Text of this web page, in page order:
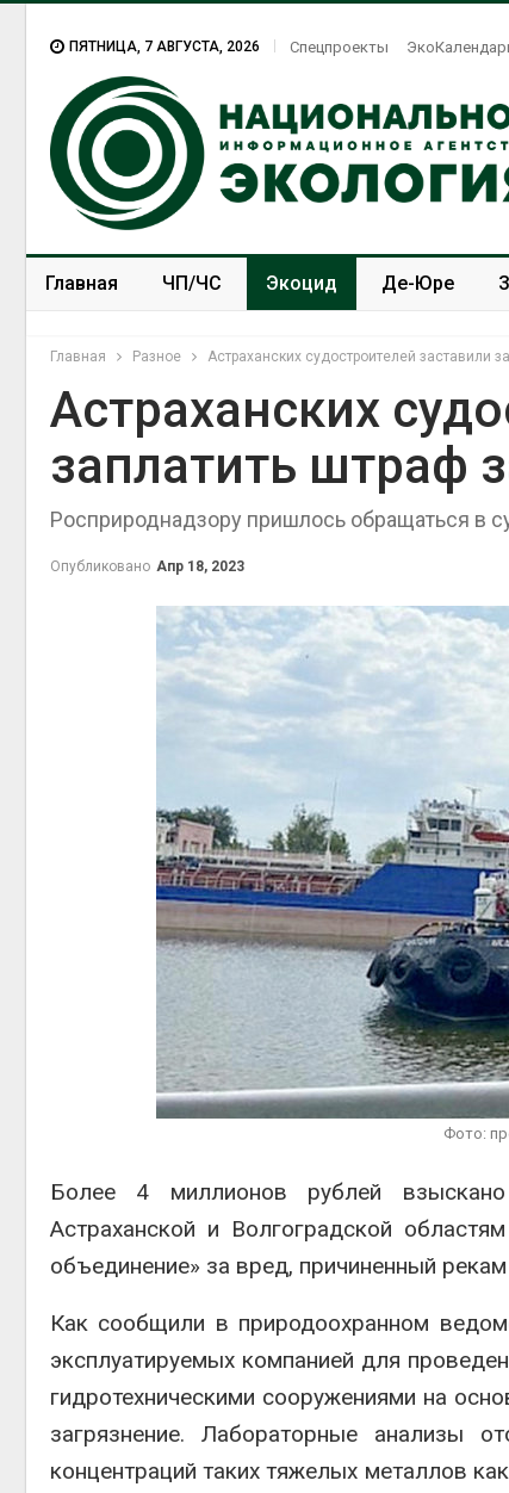
ПЯТНИЦА, 7 АВГУСТА, 2026 Спецпроекты
Главная ЧП/ЧС Экоцид Де-Юре
Главная Разное Астраханских судостроителей заставили
Астраханских
заплатить штраф
Росприроднадзору пришлось обращаться в
Опубликовано Апр 18, 2023
Фото:
Более 4 миллионов рублей
Астраханской и Волгоградской
объединение» за вред, причиненный
Как сообщили в природоохранном
эксплуатируемых компанией для
гидротехническими сооружениями на
загрязнение. Лабораторные анализы
концентраций таких тяжелых металлов
Авг
Авг
Авг
на
Авг